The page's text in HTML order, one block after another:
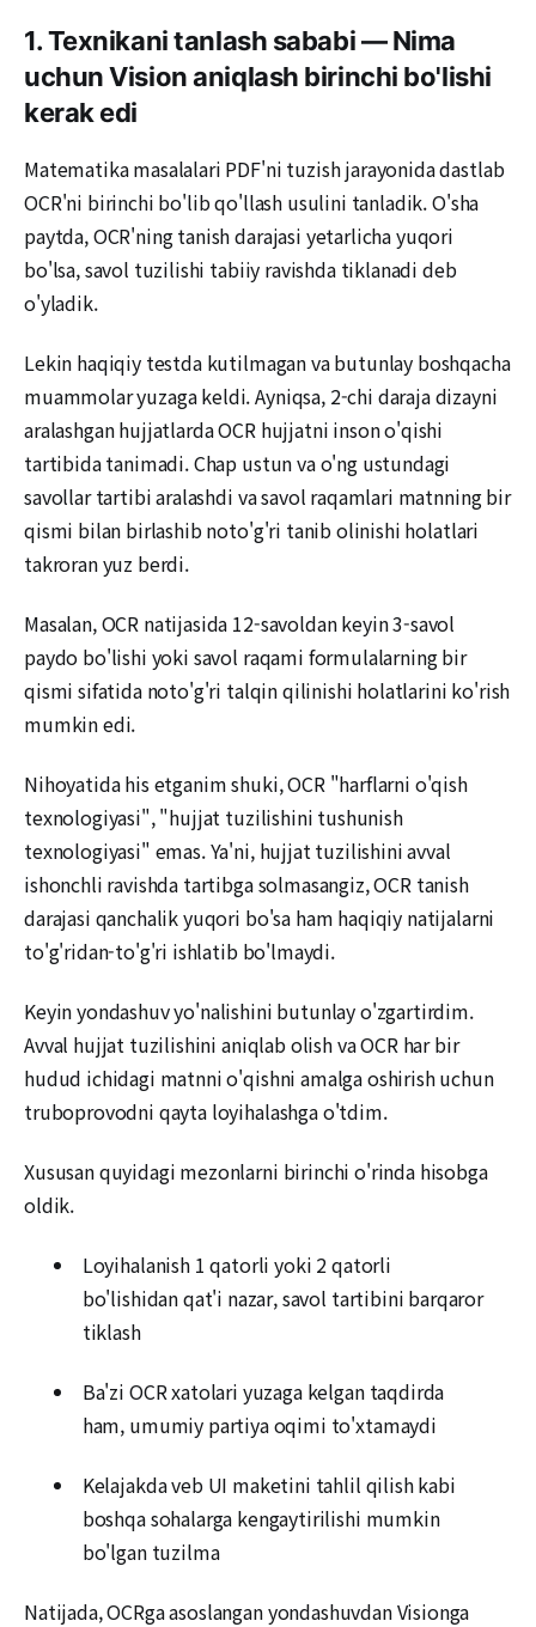
1. Texnikani tanlash sababi — Nima
uchun Vision aniqlash birinchi bo'lishi
kerak edi
Matematika masalalari PDF'ni tuzish jarayonida dastlab
OCR'ni birinchi bo'lib qo'llash usulini tanladik. O'sha
paytda, OCR'ning tanish darajasi yetarlicha yuqori
bo'lsa, savol tuzilishi tabiiy ravishda tiklanadi deb
o'yladik.
Lekin haqiqiy testda kutilmagan va butunlay boshqacha
muammolar yuzaga keldi. Ayniqsa, 2-chi daraja dizayni
aralashgan hujjatlarda OCR hujjatni inson o'qishi
tartibida tanimadi. Chap ustun va o'ng ustundagi
savollar tartibi aralashdi va savol raqamlari matnning bir
qismi bilan birlashib noto'g'ri tanib olinishi holatlari
takroran yuz berdi.
Masalan, OCR natijasida 12-savoldan keyin 3-savol
paydo bo'lishi yoki savol raqami formulalarning bir
qismi sifatida noto'g'ri talqin qilinishi holatlarini ko'rish
mumkin edi.
Nihoyatida his etganim shuki, OCR "harflarni o'qish
texnologiyasi", "hujjat tuzilishini tushunish
texnologiyasi" emas. Ya'ni, hujjat tuzilishini avval
ishonchli ravishda tartibga solmasangiz, OCR tanish
darajasi qanchalik yuqori bo'sa ham haqiqiy natijalarni
to'g'ridan-to'g'ri ishlatib bo'lmaydi.
Keyin yondashuv yo'nalishini butunlay o'zgartirdim.
Avval hujjat tuzilishini aniqlab olish va OCR har bir
hudud ichidagi matnni o'qishni amalga oshirish uchun
truboprovodni qayta loyihalashga o'tdim.
Xususan quyidagi mezonlarni birinchi o'rinda hisobga
oldik.
Loyihalanish 1 qatorli yoki 2 qatorli
bo'lishidan qat'i nazar, savol tartibini barqaror
tiklash
Ba'zi OCR xatolari yuzaga kelgan taqdirda
ham, umumiy partiya oqimi to'xtamaydi
Kelajakda veb UI maketini tahlil qilish kabi
boshqa sohalarga kengaytirilishi mumkin
bo'lgan tuzilma
Natijada, OCRga asoslangan yondashuvdan Visionga